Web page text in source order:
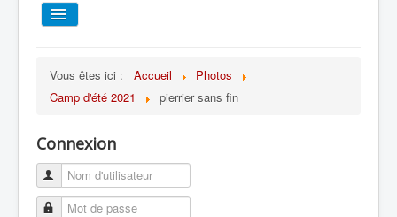
TOUT SUR LE GUMS
ESCALADE
ALPINISME
Vous êtes ici : Accueil
Photos
Camp d'été 2021
pierrier sans fin
Connexion